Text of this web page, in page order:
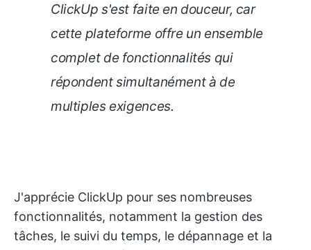
ClickUp s'est faite en douceur, car
cette plateforme offre un ensemble
complet de fonctionnalités qui
répondent simultanément à de
multiples exigences.
J'apprécie ClickUp pour ses nombreuses
fonctionnalités, notamment la gestion des
tâches, le suivi du temps, le dépannage et la